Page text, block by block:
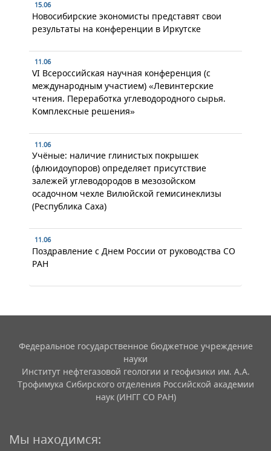
15.06
Новосибирские экономисты представят свои
результаты на конференции в Иркутске
11.06
VI Всероссийская научная конференция (с
международным участием) «Левинтерские
чтения. Переработка углеводородного сырья.
Комплексные решения»
11.06
Учёные: наличие глинистых покрышек
(флюидоупоров) определяет присутствие
залежей углеводородов в мезозойском
осадочном чехле Вилюйской гемисинеклизы
(Республика Саха)
11.06
Поздравление с Днем России от руководства СО
РАН
Федеральное государственное бюджетное учреждение
науки
Институт нефтегазовой геологии и геофизики им. А.А.
Трофимука Сибирского отделения Российской академии
наук (ИНГГ СО РАН)
Мы находимся: